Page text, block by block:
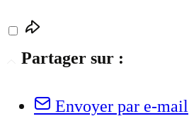
Partager sur :
Envoyer par e-mail